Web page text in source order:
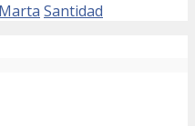
Santidad